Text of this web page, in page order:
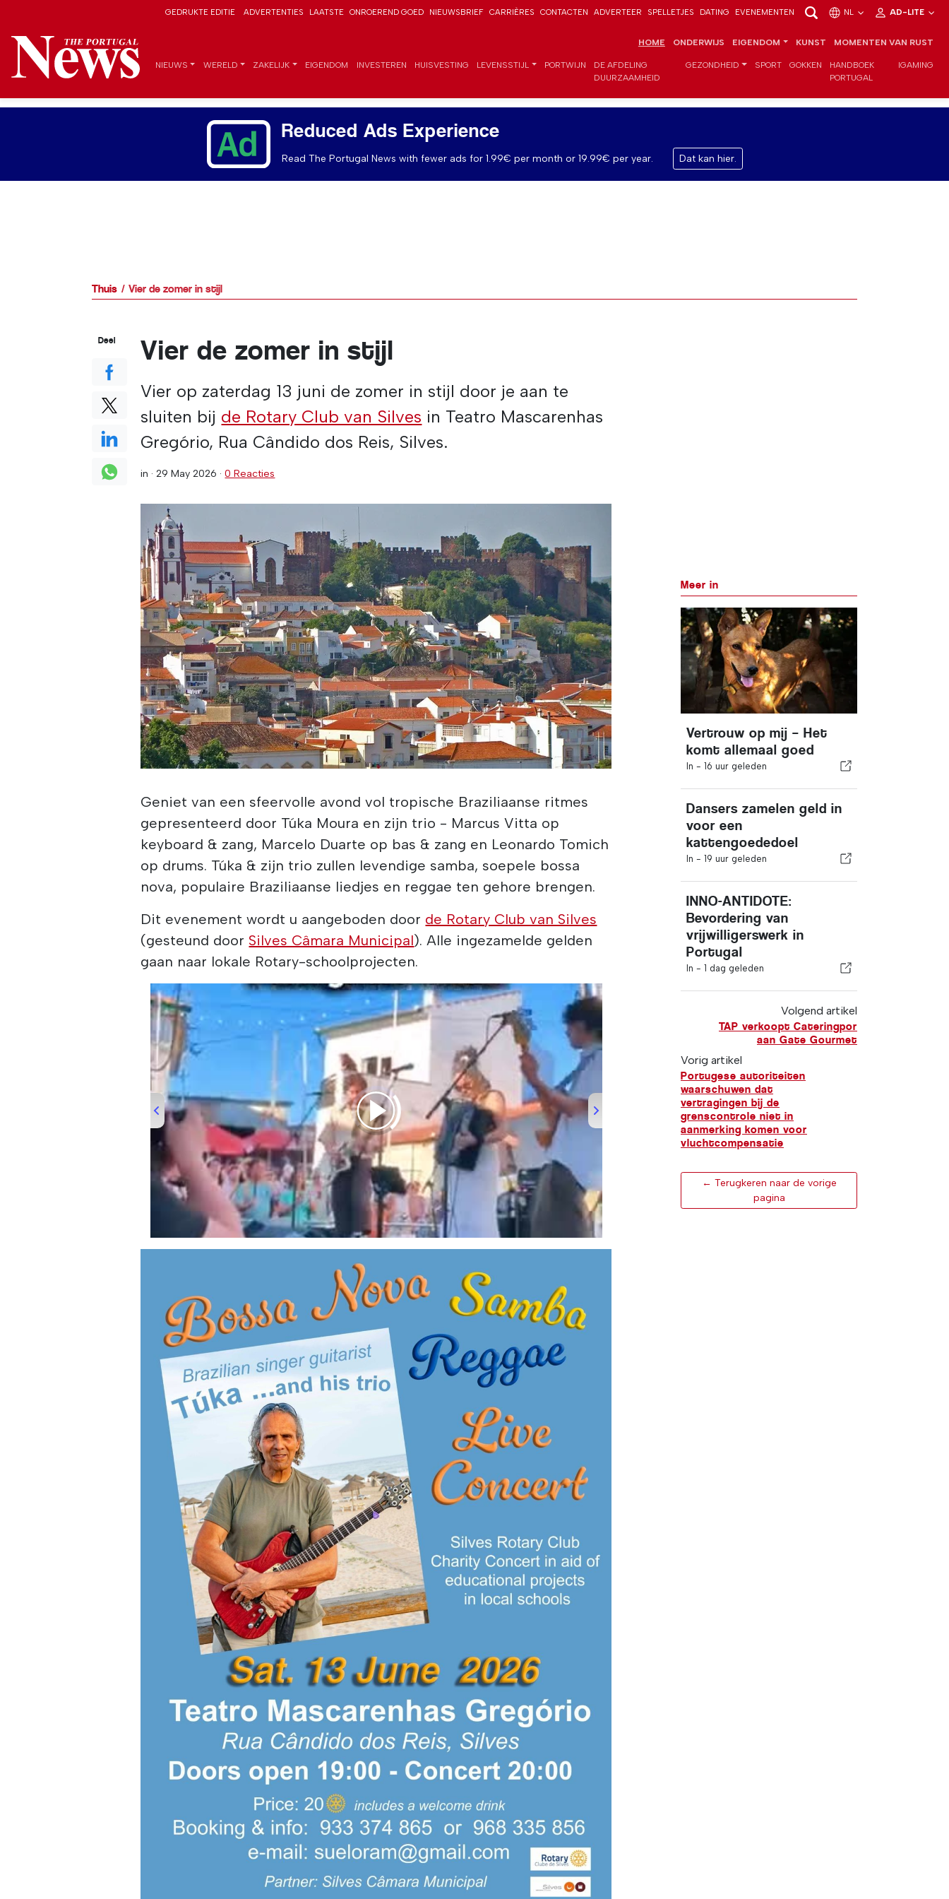
GEDRUKTE EDITIE ADVERTENTIES LAATSTE ONROEREND GOED NIEUWSBRIEF CARRIÈRES CONTACTEN ADVERTEER SPELLETJES DATING EVENEMENTEN NL AD-LITE
HOME ONDERWIJS EIGENDOM KUNST MOMENTEN VAN RUST
NIEUWS WERELD ZAKELIJK EIGENDOM INVESTEREN HUISVESTING LEVENSSTIJL PORTWIJN
DE AFDELING
DUURZAAMHEID
GEZONDHEID SPORT GOKKEN
HANDBOEK
PORTUGAL
IGAMING
Reduced Ads Experience
Read The Portugal News with fewer ads for 1.99€ per month or 19.99€ per year. Dat kan hier.
Thuis Vier de zomer in stijl
Vier de zomer in stijl
Vier op zaterdag 13 juni de zomer in stijl door je aan te
sluiten bij de Rotary Club van Silves in Teatro Mascarenhas
Gregório, Rua Cândido dos Reis, Silves.
in ·29 May 2026 ·0 Reacties
Geniet van een sfeervolle avond vol tropische Braziliaanse ritmes
gepresenteerd door Túka Moura en zijn trio - Marcus Vitta op
keyboard & zang, Marcelo Duarte op bas & zang en Leonardo Tomich
op drums. Túka & zijn trio zullen levendige samba, soepele bossa
nova, populaire Braziliaanse liedjes en reggae ten gehore brengen.
Dit evenement wordt u aangeboden door de Rotary Club van Silves
(gesteund door Silves Câmara Municipal). Alle ingezamelde gelden
gaan naar lokale Rotary-schoolprojecten.
00:00 00:51 Day One of the Bons Sons Portuguese Music Festival
Deel
Meer in
Vertrouw op mij – Het
komt allemaal goed
In - 16 uur geleden
Dansers zamelen geld in
voor een
kattengoededoel
In - 19 uur geleden
INNO-ANTIDOTE:
Bevordering van
vrijwilligerswerk in
Portugal
In - 1 dag geleden
Volgend artikel
TAP verkoopt Cateringpor
aan Gate Gourmet
Vorig artikel
Portugese autoriteiten
waarschuwen dat
vertragingen bij de
grenscontrole niet in
aanmerking komen voor
vluchtcompensatie
← Terugkeren naar de vorige
pagina